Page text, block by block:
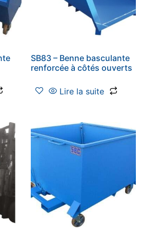
SB83 – Benne basculante
renforcée à côtés ouverts
Lire la suite